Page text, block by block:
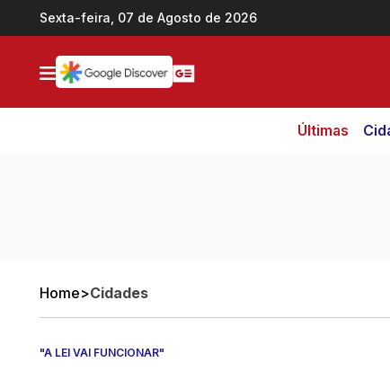
Ir direto pro conteúdo
Sexta-feira, 07 de Agosto de 2026
Últimas
Home>Cidades
"A LEI VAI FUNCIONAR"